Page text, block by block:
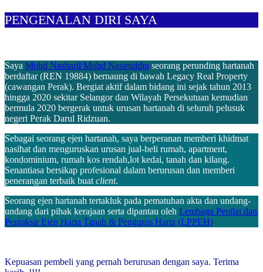
PENGENALAN DIRI SAYA
Saya Mohd Nasharil Mohd Nasiruddin seorang perunding hartanah
berdaftar (REN 19884) bernaung di bawah Legacy Real Property
(cawangan Perak). Bergiat aktif dalam bidang ini sejak tahun 2013
hingga 2020 sekitar Selangor dan Wilayah Persekutuan kemudian
bermula 2020 bergerak untuk urusan hartanah di seluruh pelusuk
negeri Perak Darul Ridzuan.
Sebagai seorang ejen hartanah, saya berperanan memberi khidmat
nasihat dan menguruskan urusan jual-beli rumah, apartment,
kondominium, rumah kos rendah,lot kedai, tanah dan kilang.
Senantiasa bersikap profesional dalam berurusan dan memberi
penerangan terbaik buatclient.
Seorang ejen hartanah tertakluk pada pematuhan akta dan undang-
undang dari pihak kerajaan serta dipantau oleh Lembaga Penilai dan
Pentaksir Ejen Harta Tanah & Pengurus Harta (LPPEH)
Kepuasan pembeli yang pernah berurusan dengan saya. Terima